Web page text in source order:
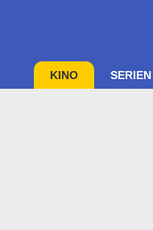
KINO SERIEN